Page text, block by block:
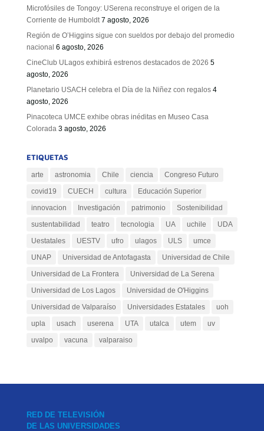
Microfósiles de Tongoy: USerena reconstruye el origen de la
Corriente de Humboldt 7 agosto, 2026
Región de O’Higgins sigue con sueldos por debajo del promedio
nacional 6 agosto, 2026
CineClub ULagos exhibirá estrenos destacados de 2026 5
agosto, 2026
Planetario USACH celebra el Día de la Niñez con regalos 4
agosto, 2026
Pinacoteca UMCE exhibe obras inéditas en Museo Casa
Colorada 3 agosto, 2026
ETIQUETAS
arte astronomia Chile ciencia
Congreso Futuro
covid19
CUECH cultura
Educación Superior
innovacion
Investigación patrimonio
Sostenibilidad
sustentabilidad
teatro tecnologia UA uchile
UDA
Uestatales
UESTV ufro ulagos ULS
umce
UNAP
Universidad de Antofagasta
Universidad de Chile
Universidad de La Frontera
Universidad de La Serena
Universidad de Los Lagos
Universidad de O'Higgins
Universidad de Valparaíso
Universidades Estatales
uoh
upla
usach userena UTA utalca utem
uv
uvalpo
vacuna valparaiso
RED DE TELEVISIÓN
DE LAS UNIVERSIDADES